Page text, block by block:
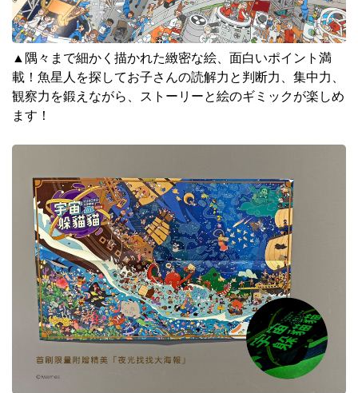
▲隅々まで細かく描かれた緻密な絵、面白いポイント満
載！魚星人を探してお子さんの読解力と判断力、集中力、
観察力を鍛えながら、ストーリーと絵のギミックが楽しめ
ます！